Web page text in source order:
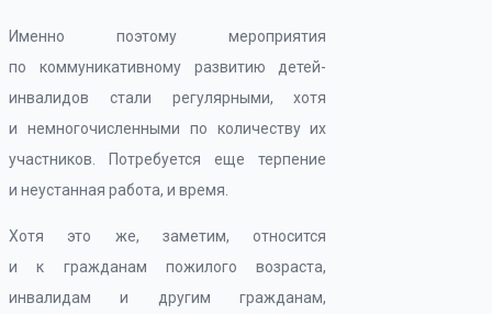
Именно поэтому мероприятия
по коммуникативному развитию детей-
инвалидов стали регулярными, хотя
и немногочисленными по количеству их
участников. Потребуется еще терпение
и неустанная работа, и время.
Хотя это же, заметим, относится
и к гражданам пожилого возраста,
инвалидам и другим гражданам,